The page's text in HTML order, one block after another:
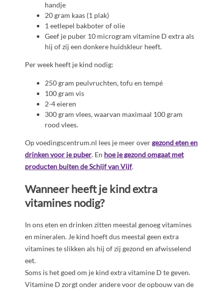
handje
20 gram kaas (1 plak)
1 eetlepel bakboter of olie
Geef je puber 10 microgram vitamine D extra als
hij of zij een donkere huidskleur heeft.
Per week heeft je kind nodig:
250 gram peulvruchten, tofu en tempé
100 gram vis
2-4 eieren
300 gram vlees, waarvan maximaal 100 gram
rood vlees.
Op voedingscentrum.nl lees je meer overgezond eten en
drinken voor je puber. En hoe je gezond omgaat met
producten buiten de Schijf van Vijf.
Wanneer heeft je kind extra
vitamines nodig?
In ons eten en drinken zitten meestal genoeg vitamines
en mineralen. Je kind hoeft dus meestal geen extra
vitamines te slikken als hij of zij gezond en afwisselend
eet.
Soms is het goed om je kind extra vitamine D te geven.
Vitamine D zorgt onder andere voor de opbouw van de